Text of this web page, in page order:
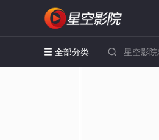
 全部分类 